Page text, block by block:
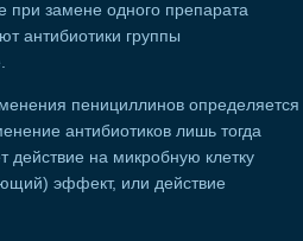
при замене одного препарата
антибиотики группы
пенициллинов определяется
антибиотиков лишь тогда
действие на микробную клетку
эффект, или действие